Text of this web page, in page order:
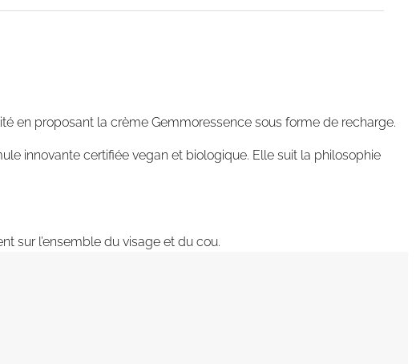
en proposant la crème Gemmoressence sous forme de recharge.
innovante certifiée vegan et biologique. Elle suit la philosophie
sur l’ensemble du visage et du cou.